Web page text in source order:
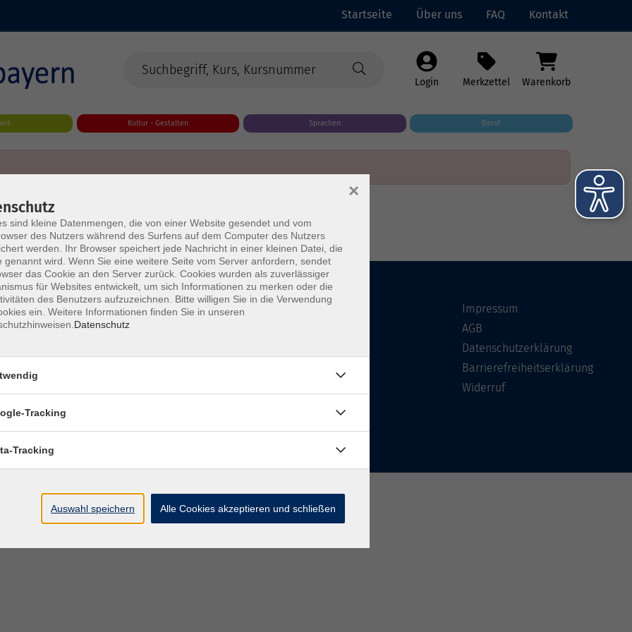
Startseite Über uns FAQ Kontakt
Login Merkzettel Warenkorb
Kultur - Gestalten Sprachen Beruf
Startseite
Impressum
AGB
Datenschutzerklärung
Barrierefreiheitserklärung
Widerruf
sind kleine Datenmengen, die von einer Website gesendet und vom
des Nutzers während des Surfens auf dem Computer des Nutzers
werden. Ihr Browser speichert jede Nachricht in einer kleinen Datei, die
genannt wird. Wenn Sie eine weitere Seite vom Server anfordern, sendet
das Cookie an den Server zurück. Cookies wurden als zuverlässiger
für Websites entwickelt, um sich Informationen zu merken oder die
des Benutzers aufzuzeichnen. Bitte willigen Sie in die Verwendung
ein. Weitere Informationen finden Sie in unseren
Datenschutz
×
Tracking
Tracking
Auswahl speichern Alle Cookies akzeptieren und schließen